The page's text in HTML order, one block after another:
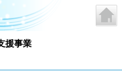
援事業